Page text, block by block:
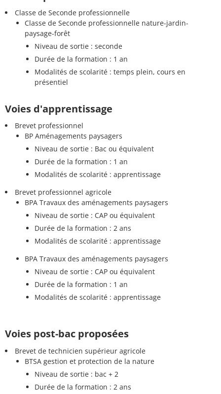
Classe de Seconde professionnelle
Classe de Seconde professionnelle nature-jardin-
paysage-forêt
Niveau de sortie : seconde
Durée de la formation : 1 an
Modalités de scolarité : temps plein, cours en
présentiel
Voies d'apprentissage
Brevet professionnel
BP Aménagements paysagers
Niveau de sortie : Bac ou équivalent
Durée de la formation : 1 an
Modalités de scolarité : apprentissage
Brevet professionnel agricole
BPA Travaux des aménagements paysagers
Niveau de sortie : CAP ou équivalent
Durée de la formation : 2 ans
Modalités de scolarité : apprentissage
BPA Travaux des aménagements paysagers
Niveau de sortie : CAP ou équivalent
Durée de la formation : 1 an
Modalités de scolarité : apprentissage
Voies post-bac proposées
Brevet de technicien supérieur agricole
BTSA gestion et protection de la nature
Niveau de sortie : bac + 2
Durée de la formation : 2 ans